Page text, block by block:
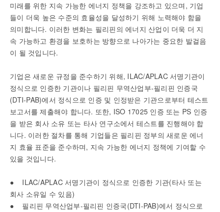
미래를 위한 지속 가능한 에너지 정책을 강조하고 있으며, 기업
들이 더욱 높은 수준의 효율성을 달성하기 위해 노력해야 함을
의미합니다. 이러한 변화는 필리핀의 에너지 산업이 더욱 더 지
속 가능하고 환경을 보호하는 방향으로 나아가는 중요한 발걸음
이 될 것입니다.
기업은 새로운 규정을 준수하기 위해, ILAC/APLAC 서명기관이
정식으로 인증한 기관이나 필리핀 무역산업부-필리핀 인증국
(DTI-PAB)에서 정식으로 인증 및 인정받은 기관으로부터 테스트
보고서를 제출해야 합니다. 또한, ISO 17025 인증 또는 PS 인증
을 받은 회사 소유 또는 타사 연구소에서 테스트를 진행해야 합
니다. 이러한 절차를 통해 기업들은 필리핀 정부의 새로운 에너
지 효율 표준을 준수하며, 지속 가능한 에너지 정책에 기여할 수
있을 것입니다.
● ILAC/APLAC 서명기관이 정식으로 인증한 기관(타사 또는
회사 소유일 수 있음)
● 필리핀 무역산업부-필리핀 인증국(DTI-PAB)에서 정식으로